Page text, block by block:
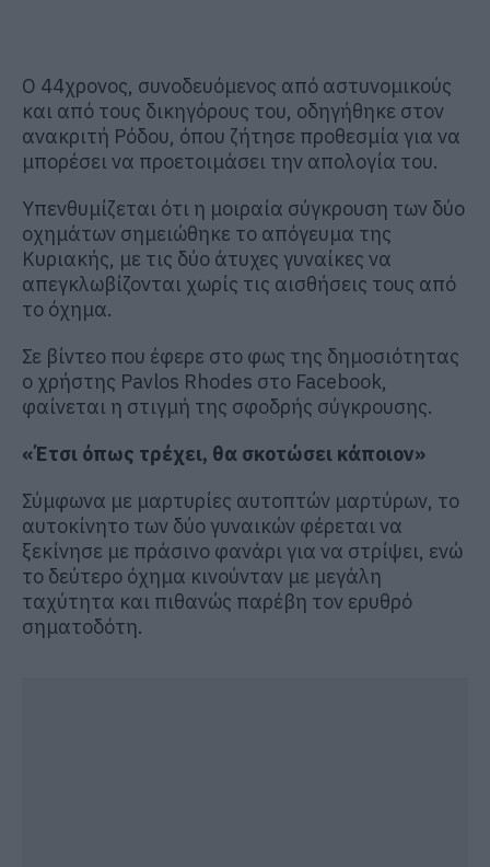
Ο 44χρονος, συνοδευόμενος από αστυνομικούς
και από τους δικηγόρους του, οδηγήθηκε στον
ανακριτή Ρόδου, όπου ζήτησε προθεσμία για να
μπορέσει να προετοιμάσει την απολογία του.
Υπενθυμίζεται ότι η μοιραία σύγκρουση των δύο
οχημάτων σημειώθηκε το απόγευμα της
Κυριακής, με τις δύο άτυχες γυναίκες να
απεγκλωβίζονται χωρίς τις αισθήσεις τους από
το όχημα.
Σε βίντεο που έφερε στο φως της δημοσιότητας
ο χρήστης Pavlos Rhodes στο Facebook,
φαίνεται η στιγμή της σφοδρής σύγκρουσης.
«Έτσι όπως τρέχει, θα σκοτώσει κάποιον»
Σύμφωνα με μαρτυρίες αυτοπτών μαρτύρων, το
αυτοκίνητο των δύο γυναικών φέρεται να
ξεκίνησε με πράσινο φανάρι για να στρίψει, ενώ
το δεύτερο όχημα κινούνταν με μεγάλη
ταχύτητα και πιθανώς παρέβη τον ερυθρό
σηματοδότη.